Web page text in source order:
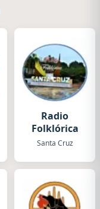
Radio
Folklórica
Santa Cruz